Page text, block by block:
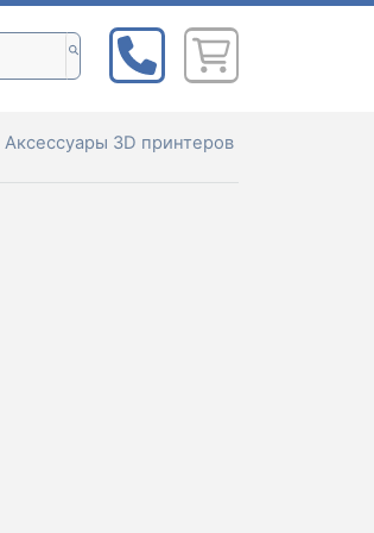
Аксессуары 3D принтеров